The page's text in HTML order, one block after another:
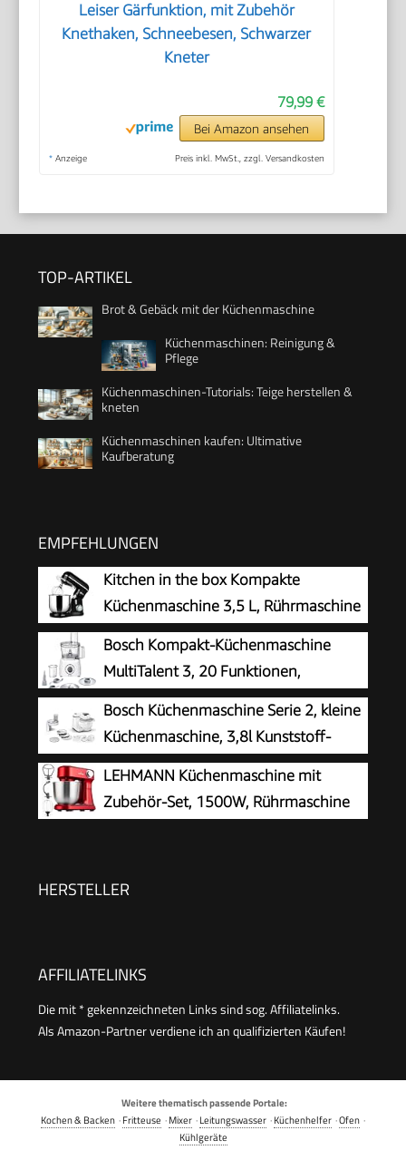
Leiser Gärfunktion, mit Zubehör
Knethaken, Schneebesen, Schwarzer
Kneter
79,99 €
Bei Amazon ansehen
* Anzeige Preis inkl. MwSt., zzgl. Versandkosten
TOP-ARTIKEL
Brot & Gebäck mit der Küchenmaschine
Küchenmaschinen: Reinigung &
Pflege
Küchenmaschinen-Tutorials: Teige herstellen &
kneten
Küchenmaschinen kaufen: Ultimative
Kaufberatung
EMPFEHLUNGEN
Kitchen in the box Kompakte
Küchenmaschine 3,5 L, Rührmaschine
& Knetmaschine mit 10
Geschwindigkeiten, Leichte Teigmaschine mit
Knethaken, Rührhaken & Schneebesen, ideal für
kleine Küchen,Schwarz
Bosch Kompakt-Küchenmaschine
MultiTalent 3, 20 Funktionen,
Rührschüssel 2,3 L, Universalmesser,
Schneid-Raspel-Wendescheibe, Schlagscheibe
(Sahne), Einfüllhilfe, Deckel, 800 W, weiß,
MCM3100W
Bosch Küchenmaschine Serie 2, kleine
Küchenmaschine, 3,8l Kunststoff-
Schüssel, Durchlaufschnitzler, 4
Scheiben, 4 Stufen,
Knethaken/Rührbesen/Schlagbesen,
LEHMANN Küchenmaschine mit
Zubehör-Set, 1500W, Rührmaschine
Knetmaschine mit 3 Rühreinsätze und
HERSTELLER
AFFILIATELINKS
Die mit * gekennzeichneten Links sind sog. Affiliatelinks.
Als Amazon-Partner verdiene ich an qualifizierten Käufen!
Weitere thematisch passende Portale:
Kochen & Backen ·Fritteuse ·Mixer ·Leitungswasser ·Küchenhelfer ·Ofen ·
Kühlgeräte